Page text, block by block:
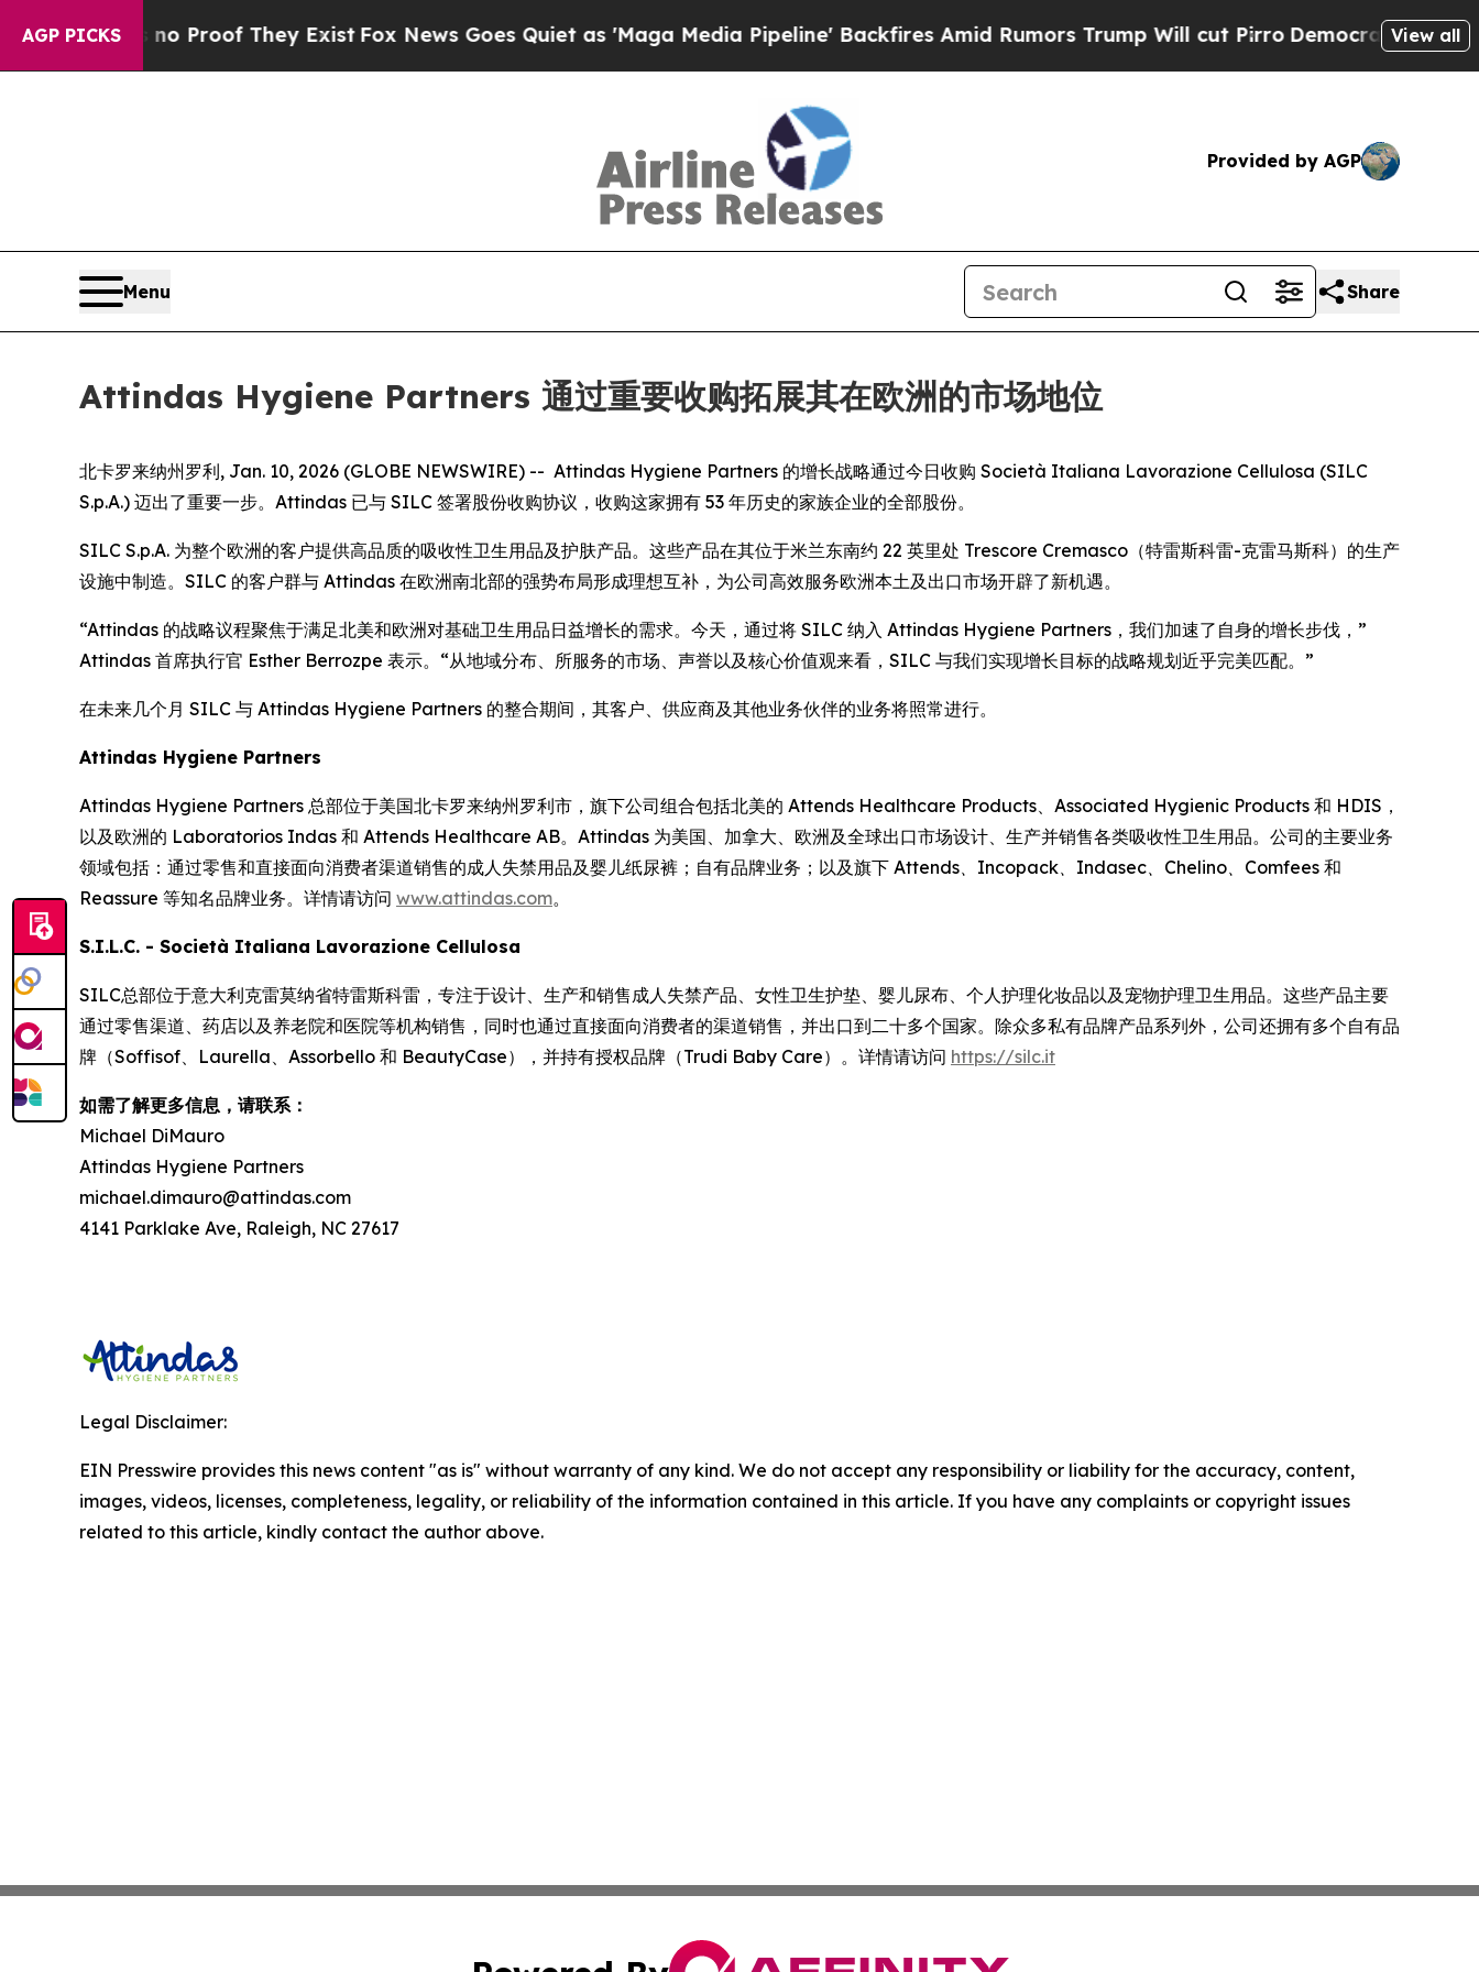
AGP PICKS
Offers no Proof They ExistFox News Goes Quiet as 'Maga Media Pipeline' Backfires Amid Rumors Trump Will cut PirroDemocratic Socialists of
View all
Provided by AGP
Menu Share
Attindas Hygiene Partners 通过重要收购拓展其在欧洲的市场地位
北卡罗来纳州罗利, Jan. 10, 2026 (GLOBE NEWSWIRE) -- Attindas Hygiene Partners 的增长战略通过今日收购 Società Italiana Lavorazione Cellulosa (SILC
S.p.A.) 迈出了重要一步。Attindas 已与 SILC 签署股份收购协议，收购这家拥有 53 年历史的家族企业的全部股份。
SILC S.p.A. 为整个欧洲的客户提供高品质的吸收性卫生用品及护肤产品。这些产品在其位于米兰东南约 22 英里处 Trescore Cremasco（特雷斯科雷-克雷马斯科）的生产
设施中制造。SILC 的客户群与 Attindas 在欧洲南北部的强势布局形成理想互补，为公司高效服务欧洲本土及出口市场开辟了新机遇。
“Attindas 的战略议程聚焦于满足北美和欧洲对基础卫生用品日益增长的需求。今天，通过将 SILC 纳入 Attindas Hygiene Partners，我们加速了自身的增长步伐，”
Attindas 首席执行官 Esther Berrozpe 表示。“从地域分布、所服务的市场、声誉以及核心价值观来看，SILC 与我们实现增长目标的战略规划近乎完美匹配。”
在未来几个月 SILC 与 Attindas Hygiene Partners 的整合期间，其客户、供应商及其他业务伙伴的业务将照常进行。
Attindas Hygiene Partners
Attindas Hygiene Partners 总部位于美国北卡罗来纳州罗利市，旗下公司组合包括北美的 Attends Healthcare Products、Associated Hygienic Products 和 HDIS，
以及欧洲的 Laboratorios Indas 和 Attends Healthcare AB。Attindas 为美国、加拿大、欧洲及全球出口市场设计、生产并销售各类吸收性卫生用品。公司的主要业务
领域包括：通过零售和直接面向消费者渠道销售的成人失禁用品及婴儿纸尿裤；自有品牌业务；以及旗下 Attends、Incopack、Indasec、Chelino、Comfees 和
Reassure 等知名品牌业务。详情请访问 www.attindas.com。
S.I.L.C. - Società Italiana Lavorazione Cellulosa
SILC总部位于意大利克雷莫纳省特雷斯科雷，专注于设计、生产和销售成人失禁产品、女性卫生护垫、婴儿尿布、个人护理化妆品以及宠物护理卫生用品。这些产品主要
通过零售渠道、药店以及养老院和医院等机构销售，同时也通过直接面向消费者的渠道销售，并出口到二十多个国家。除众多私有品牌产品系列外，公司还拥有多个自有品
牌（Soffisof、Laurella、Assorbello 和 BeautyCase），并持有授权品牌（Trudi Baby Care）。详情请访问 https://silc.it
如需了解更多信息，请联系：
Michael DiMauro
Attindas Hygiene Partners
michael.dimauro@attindas.com
4141 Parklake Ave, Raleigh, NC 27617
Legal Disclaimer:
EIN Presswire provides this news content "as is" without warranty of any kind. We do not accept any responsibility or liability for the accuracy, content,
images, videos, licenses, completeness, legality, or reliability of the information contained in this article. If you have any complaints or copyright issues
related to this article, kindly contact the author above.